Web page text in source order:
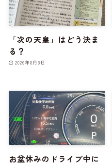
「次の天皇」はどう決ま
る？
2026年8月8日
お盆休みのドライブ中に